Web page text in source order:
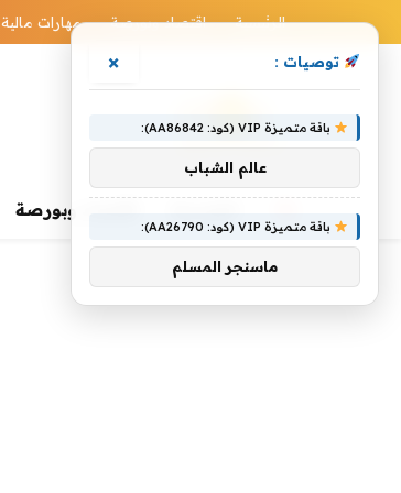
الرئيسية اقتصاد وبورصة مهارات مالية
اقتصاد وبورصة
توصيات : ×
باقة متميزة VIP (كود: AA86842):
عالم الشباب
باقة متميزة VIP (كود: AA26790):
ماسنجر المسلم